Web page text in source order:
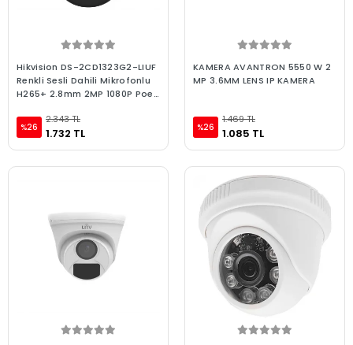
Hikvision DS-2CD1323G2-LIUF
Renkli Sesli Dahili Mikrofonlu
H265+ 2.8mm 2MP 1080P Poeli
%26
2.343 TL
1.732 TL
KAMERA AVANTRON 5550 W 2
MP 3.6MM LENS IP KAMERA
%26
1.469 TL
1.085 TL